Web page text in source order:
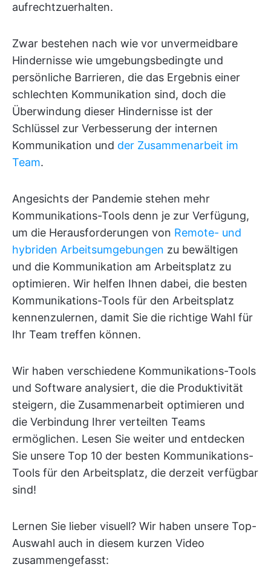
aufrechtzuerhalten.
Zwar bestehen nach wie vor unvermeidbare
Hindernisse wie umgebungsbedingte und
persönliche Barrieren, die das Ergebnis einer
schlechten Kommunikation sind, doch die
Überwindung dieser Hindernisse ist der
Schlüssel zur Verbesserung der internen
Kommunikation und der Zusammenarbeit im
Team.
Angesichts der Pandemie stehen mehr
Kommunikations-Tools denn je zur Verfügung,
um die Herausforderungen von Remote- und
hybriden Arbeitsumgebungen zu bewältigen
und die Kommunikation am Arbeitsplatz zu
optimieren. Wir helfen Ihnen dabei, die besten
Kommunikations-Tools für den Arbeitsplatz
kennenzulernen, damit Sie die richtige Wahl für
Ihr Team treffen können.
Wir haben verschiedene Kommunikations-Tools
und Software analysiert, die die Produktivität
steigern, die Zusammenarbeit optimieren und
die Verbindung Ihrer verteilten Teams
ermöglichen. Lesen Sie weiter und entdecken
Sie unsere Top 10 der besten Kommunikations-
Tools für den Arbeitsplatz, die derzeit verfügbar
sind!
Lernen Sie lieber visuell? Wir haben unsere Top-
Auswahl auch in diesem kurzen Video
zusammengefasst: